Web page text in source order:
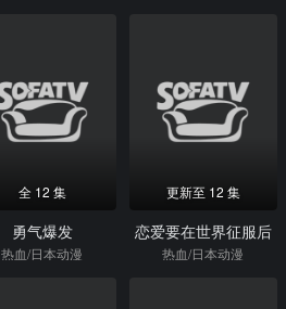
全 12 集
勇气爆发
热血/日本动漫
更新至 12 集
恋爱要在世界征服后
热血/日本动漫